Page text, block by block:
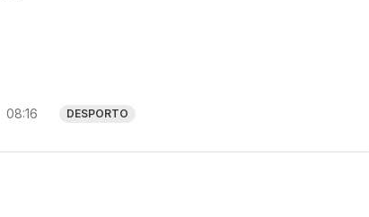
08:16 DESPORTO